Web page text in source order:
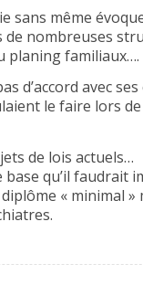
sans même
nombreuses
planing familiaux….
d’accord avec
le faire lors
de lois actuels…
qu’il faudrait
« minimal »